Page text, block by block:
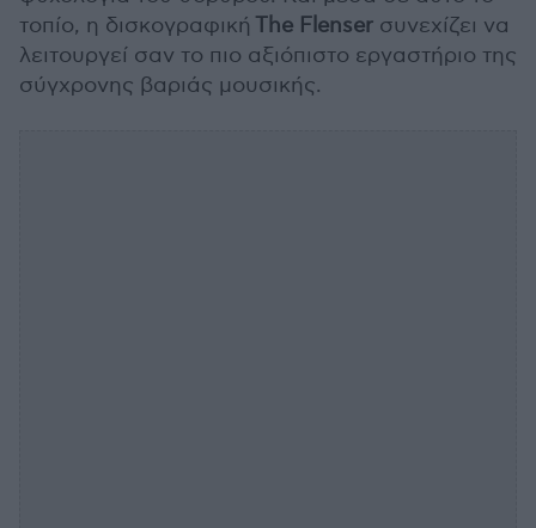
τοπίο, η δισκογραφική The Flenser συνεχίζει να
λειτουργεί σαν το πιο αξιόπιστο εργαστήριο της
σύγχρονης βαριάς μουσικής.